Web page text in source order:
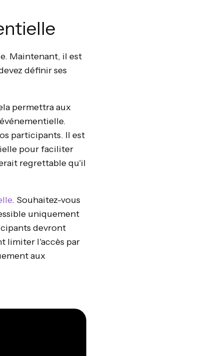
Maintenant, il est
définir ses
permettra aux
participants. Il est
pour faciliter
regrettable qu'il
. Souhaitez-vous
uniquement
devront
limiter l'accès par
aux